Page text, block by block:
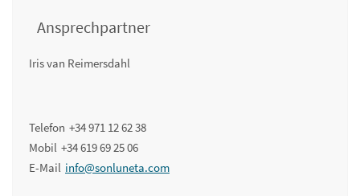
Ansprechpartner
Iris van Reimersdahl
Telefon +34 971 12 62 38
Mobil +34 619 69 25 06
E-Mail info@sonluneta.com